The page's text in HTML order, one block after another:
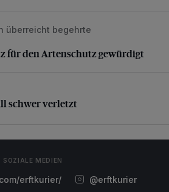
den Artenschutz gewürdigt
überreicht begehrte
für den Artenschutz gewürdigt
schwer verletzt
schwer verletzt
SOZIALE MEDIEN
erftkurier/ @erftkurier